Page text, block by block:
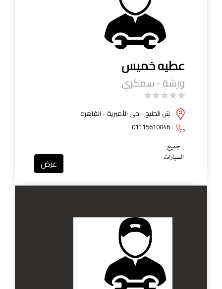
عطيه خميس
ورشة - سمكري
ش الخليج - حى الأميرية - القاهرة
01115610046
عرض